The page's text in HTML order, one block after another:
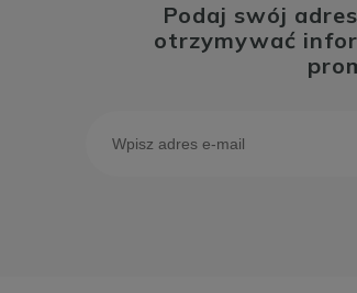
Podaj swój
otrzymywać